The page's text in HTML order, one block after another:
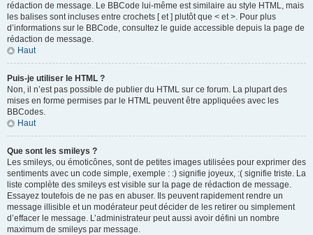
rédaction de message. Le BBCode lui-même est similaire au style HTML, mais
les balises sont incluses entre crochets [ et ] plutôt que < et >. Pour plus
d’informations sur le BBCode, consultez le guide accessible depuis la page de
rédaction de message.
Haut
Puis-je utiliser le HTML ?
Non, il n’est pas possible de publier du HTML sur ce forum. La plupart des
mises en forme permises par le HTML peuvent être appliquées avec les
BBCodes.
Haut
Que sont les smileys ?
Les smileys, ou émoticônes, sont de petites images utilisées pour exprimer des
sentiments avec un code simple, exemple : :) signifie joyeux, :( signifie triste. La
liste complète des smileys est visible sur la page de rédaction de message.
Essayez toutefois de ne pas en abuser. Ils peuvent rapidement rendre un
message illisible et un modérateur peut décider de les retirer ou simplement
d’effacer le message. L’administrateur peut aussi avoir défini un nombre
maximum de smileys par message.